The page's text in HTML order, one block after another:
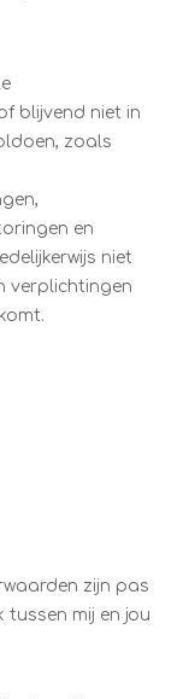
blijvend niet in
zoals
en
niet
verplichtingen
zijn pas
mij en jou